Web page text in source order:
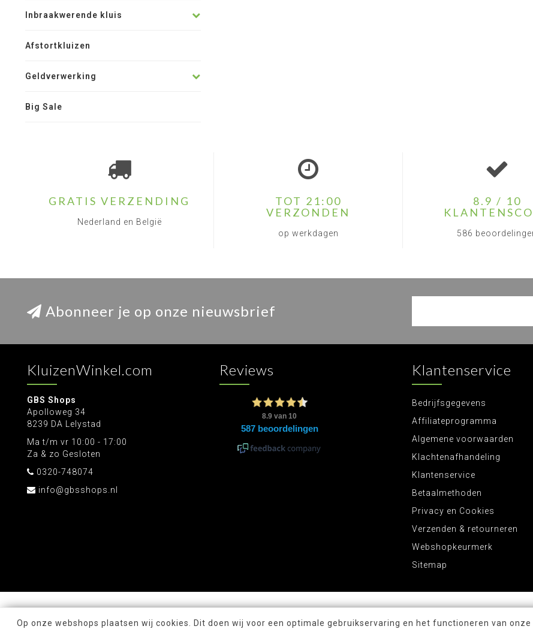
Inbraakwerende kluis
Afstortkluizen
Geldverwerking
Big Sale
GRATIS VERZENDING
Nederland en België
TOT 21:00
VERZONDEN
op werkdagen
8.9 / 10
586
Abonneer je op onze nieuwsbrief
KluizenWinkel.com
GBS Shops
Apolloweg 34
8239 DA Lelystad
Ma t/m vr 10:00 - 17:00
Za & zo Gesloten
0320-748074
info@gbsshops.nl
Reviews Klantenservice
Bedrijfsgegevens
Affiliateprogramma
Algemene voorwaarden
Klachtenafhandeling
Klantenservice
Betaalmethoden
Privacy en Cookies
Verzenden & retourneren
Webshopkeurmerk
Sitemap
Op onze webshops plaatsen wij cookies. Dit doen wij voor een optimale gebruikservaring en het functioneren van